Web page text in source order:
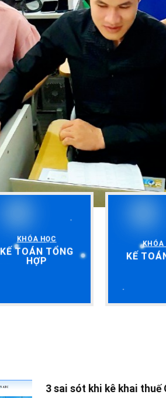
KHÓA HỌC
KẾ TOÁN TỔNG
HỢP
KHÓA
KẾ
3 sai sót khi kê khai thuế